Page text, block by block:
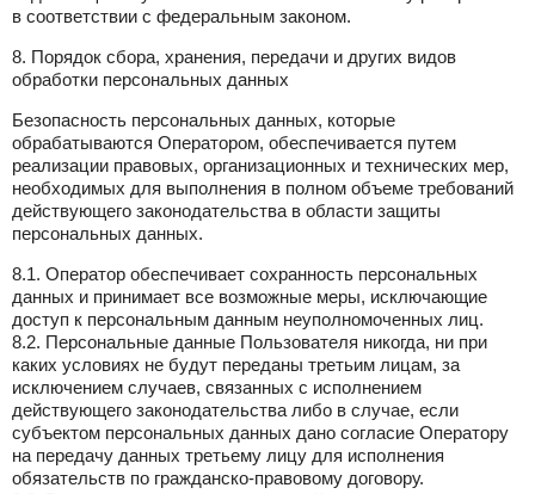
в соответствии с федеральным законом.
8. Порядок сбора, хранения, передачи и других видов
обработки персональных данных
Безопасность персональных данных, которые
обрабатываются Оператором, обеспечивается путем
реализации правовых, организационных и технических мер,
необходимых для выполнения в полном объеме требований
действующего законодательства в области защиты
персональных данных.
8.1. Оператор обеспечивает сохранность персональных
данных и принимает все возможные меры, исключающие
доступ к персональным данным неуполномоченных лиц.
8.2. Персональные данные Пользователя никогда, ни при
каких условиях не будут переданы третьим лицам, за
исключением случаев, связанных с исполнением
действующего законодательства либо в случае, если
субъектом персональных данных дано согласие Оператору
на передачу данных третьему лицу для исполнения
обязательств по гражданско-правовому договору.